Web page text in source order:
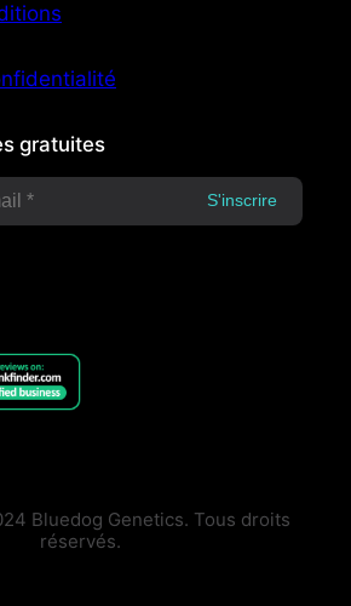
gratuites
Bluedog Genetics. Tous droits
réservés.